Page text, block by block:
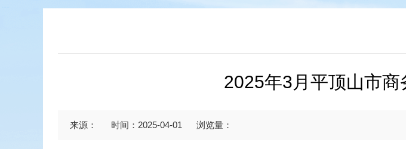
2025年3月平顶山市
来源： 时间：2025-04-01 浏览量：